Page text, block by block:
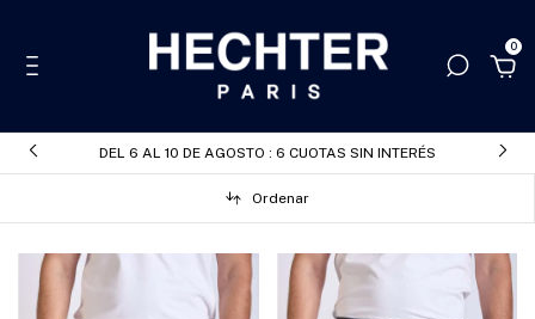
0
DEL 6 AL 10 DE AGOSTO : 6 CUOTAS SIN INTERÉS
Ordenar